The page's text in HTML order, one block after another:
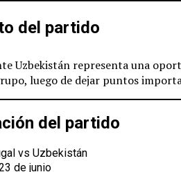
del partido
Uzbekistán representa una
luego de dejar puntos
del partido
vs Uzbekistán
de junio